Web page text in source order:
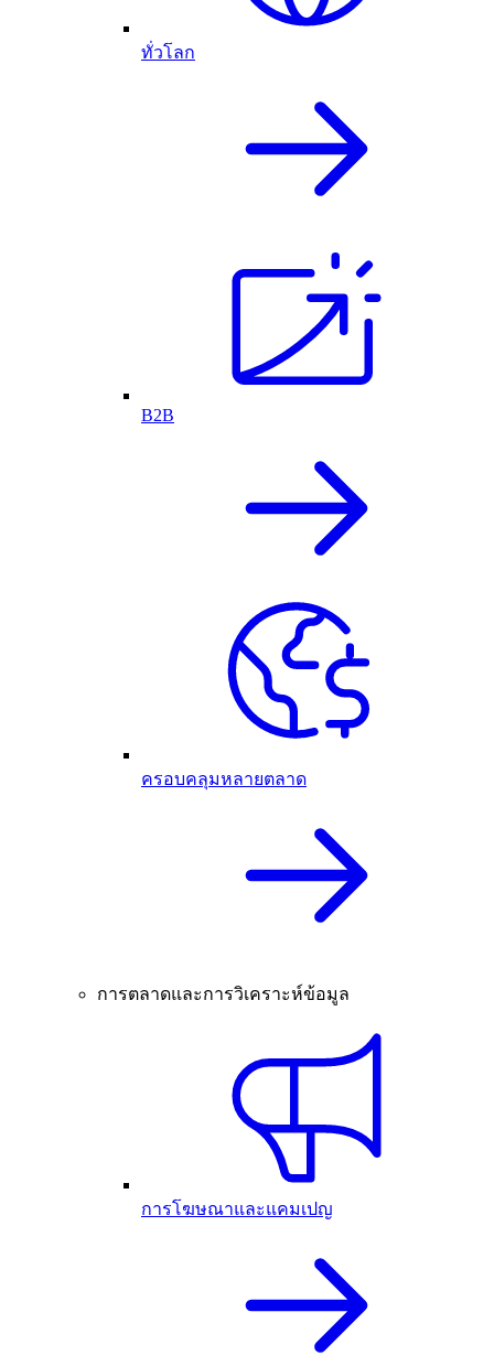
ทั่วโลก
B2B
ครอบคลุมหลายตลาด
การตลาดและการวิเคราะห์ข้อมูล
การโฆษณาและแคมเปญ